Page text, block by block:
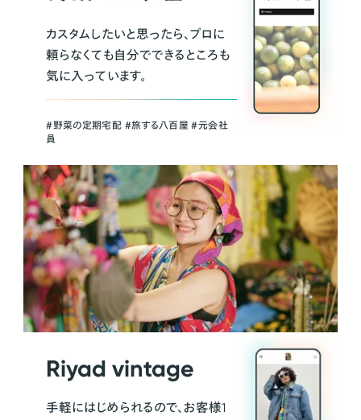
カスタムしたいと思ったら、プロに
頼らなくても自分でできるところも
気に入っています。
＃野菜の定期宅配 ＃旅する八百屋 ＃元会社
員
Riyad vintage
手軽にはじめられるので、お客様1